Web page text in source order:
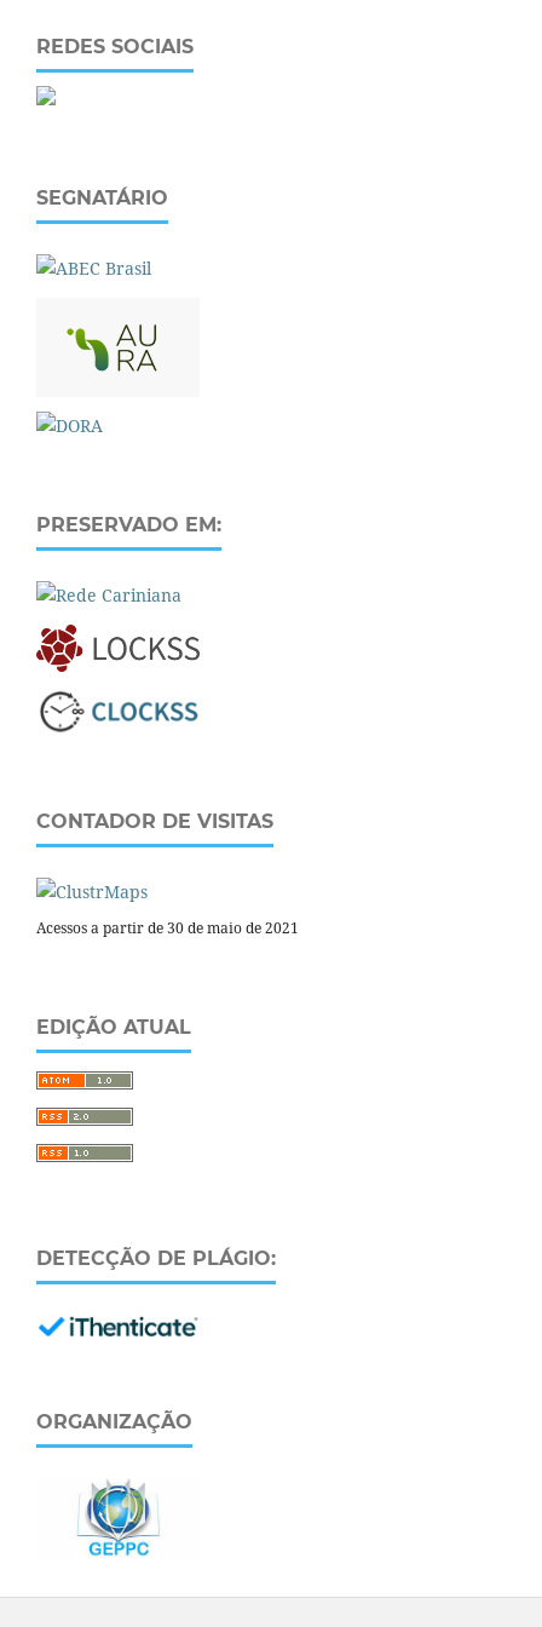
REDES SOCIAIS
SEGNATÁRIO
PRESERVADO EM:
CONTADOR DE VISITAS
Acessos a partir de 30 de maio de 2021
EDIÇÃO ATUAL
DETECÇÃO DE PLÁGIO:
ORGANIZAÇÃO